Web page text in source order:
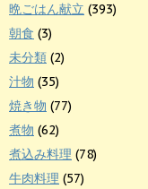
晩ごはん献立 (393)
朝食 (3)
未分類 (2)
汁物 (35)
焼き物 (77)
煮物 (62)
煮込み料理 (78)
牛肉料理 (57)